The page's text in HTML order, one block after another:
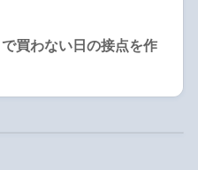
買わない日の接点を作